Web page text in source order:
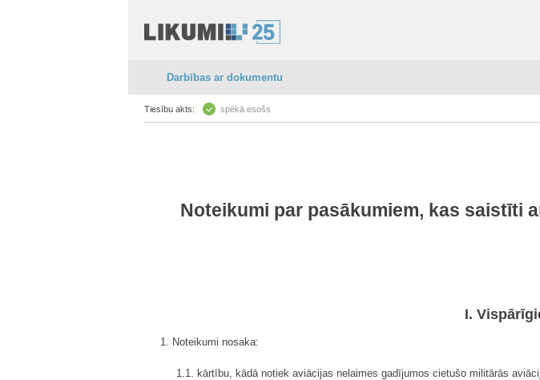
Darbības ar dokumentu
Tiesību akts: spēkā esošs
Noteikumi par pasākumiem, kas saistīti
I.
1. Noteikumi nosaka:
1.1. kārtību, kādā notiek aviācijas nelaimes gadījumos cietušo militārās